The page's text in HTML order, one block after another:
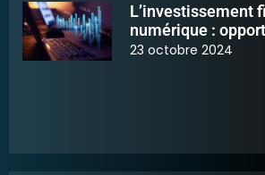
L’investissement
numérique :
23 octobre 2024